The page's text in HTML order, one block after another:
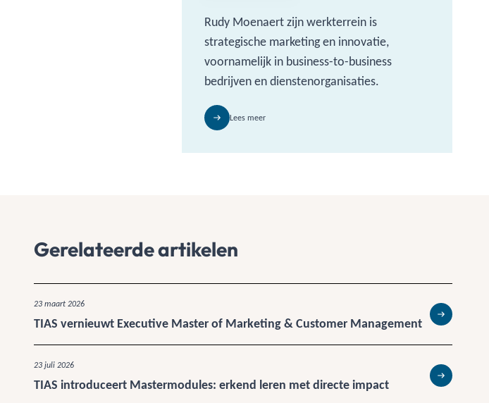
Rudy Moenaert zijn werkterrein is
strategische marketing en innovatie,
voornamelijk in business-to-business
bedrijven en dienstenorganisaties.
Lees meer
Gerelateerde artikelen
23 maart 2026
TIAS vernieuwt Executive Master of Marketing & Customer Management Lees meer
23 juli 2026
TIAS introduceert Mastermodules: erkend leren met directe impact Lees meer